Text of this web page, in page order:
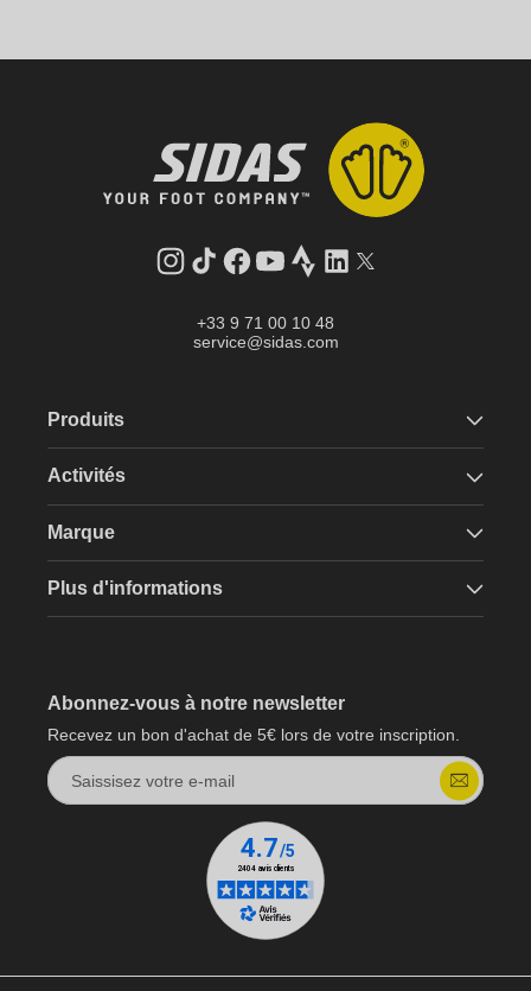
Instagram
Tik
Facebook
YouTube
StravaLinkedInTwitter
+33 9 71 00 10 48
service@sidas.com
Produits
Activités
Marque
Plus d'informations
Abonnez-vous à notre newsletter
Recevez un bon d'achat de 5€ lors de votre inscription.
Saissisez votre e-mail